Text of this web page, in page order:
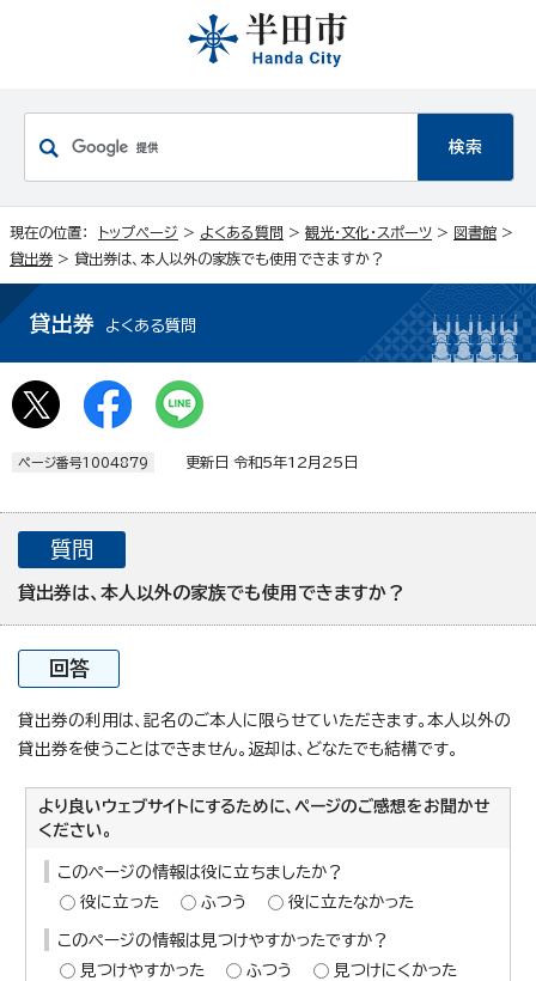
現在の位置： トップページ > よくある質問 > 観光・文化・スポーツ > 図書館 >
貸出券 > 貸出券は、本人以外の家族でも使用できますか？
貸出券 よくある質問
ページ番号1004879 更新日 令和5年12月25日
質問
貸出券は、本人以外の家族でも使用できますか？
回答
貸出券の利用は、記名のご本人に限らせていただきます。本人以外の
貸出券を使うことはできません。返却は、どなたでも結構です。
より良いウェブサイトにするために、ページのご感想をお聞かせ
ください。
このページの情報は役に立ちましたか？
役に立った
ふつう 役に立たなかった
このページの情報は見つけやすかったですか？
見つけやすかった
ふつう 見つけにくかった